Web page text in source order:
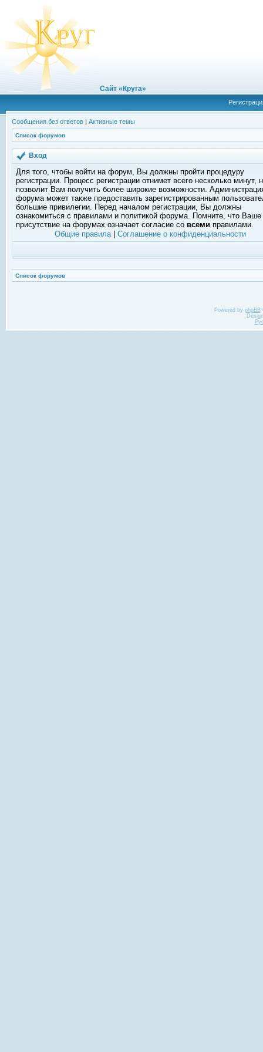
Сайт «Круга»
Сообщения без ответов | Активные темы
Список форумов
Вход
Для того, чтобы войти на форум, Вы должны пройти процедуру
регистрации. Процесс регистрации отнимет всего несколько минут,
позволит Вам получить более широкие возможности.
форума может также предоставить зарегистрированным
большие привилегии. Перед началом регистрации, Вы должны
ознакомиться с правилами и политикой форума. Помните, что Ваше
присутствие на форумах означает согласие со всеми правилами.
Общие правила| Соглашение о конфиденциальности
Список форумов
Powered by phpBB